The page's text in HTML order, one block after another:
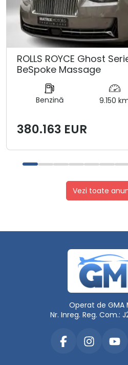
ROLLS ROYCE Ghost
BeSpoke Massage
Benzină 9.150
380.163 EUR
Vezi toate
Operat de GMA
Nr. Inreg. Reg. Com.: